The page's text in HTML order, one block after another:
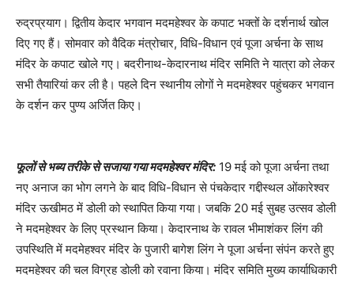
रुद्रप्रयाग। द्वितीय केदार भगवान मदमहेश्वर के कपाट भक्तों के दर्शनार्थ खोल
दिए गए हैं। सोमवार को वैदिक मंत्रोचार, विधि-विधान एवं पूजा अर्चना के साथ
मंदिर के कपाट खोले गए। बदरीनाथ-केदारनाथ मंदिर समिति ने यात्रा को लेकर
सभी तैयारियां कर ली है। पहले दिन स्थानीय लोगों ने मदमहेश्वर पहुंचकर भगवान
के दर्शन कर पुण्य अर्जित किए।
फूलों से भब्य तरीके से सजाया गया मदमहेश्वर मंदिर: 19 मई को पूजा अर्चना तथा
नए अनाज का भोग लगने के बाद विधि-विधान से पंचकेदार गद्दीस्थल ओंकारेश्वर
मंदिर ऊखीमठ में डोली को स्थापित किया गया। जबकि 20 मई सुबह उत्सव डोली
ने मदमहेश्वर के लिए प्रस्थान किया। केदारनाथ के रावल भीमाशंकर लिंग की
उपस्थिति में मदमेहश्वर मंदिर के पुजारी बागेश लिंग ने पूजा अर्चना संपंन करते हुए
मदमहेश्वर की चल विग्रह डोली को रवाना किया। मंदिर समिति मुख्य कार्याधिकारी